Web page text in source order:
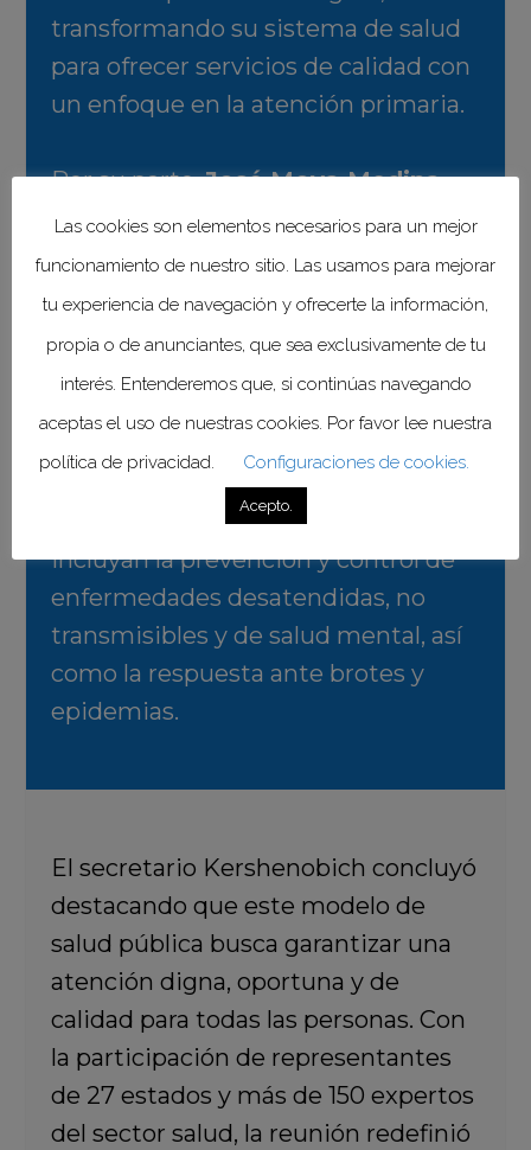
transformando su sistema de salud
para ofrecer servicios de calidad con
un enfoque en la atención primaria.
Por su parte,José Moya Medina,
representante de la OPS/OMS en
México,subrayó que los desafíos
globales, como el cambio climático,
los cambios demográficos y la
resistencia antimicrobiana,
trabajado de cerca con la Secretaría
de Salud para definir estrategias que
incluyan la prevención y control de
enfermedades desatendidas, no
transmisibles y de salud mental, así
como la respuesta ante brotes y
epidemias.
El secretario Kershenobich concluyó
destacando que este modelo de
salud pública busca garantizar una
atención digna, oportuna y de
calidad para todas las personas. Con
la participación de representantes
de 27 estados y más de 150 expertos
del sector salud, la reunión redefinió
Las cookies son elementos necesarios para un mejor
funcionamiento de nuestro sitio. Las usamos para mejorar
tu experiencia de navegación y ofrecerte la información,
propia o de anunciantes, que sea exclusivamente de tu
interés. Entenderemos que, si continúas navegando
aceptas el uso de nuestras cookies. Por favor lee nuestra
política de privacidad.
Configuraciones de cookies.
Acepto.